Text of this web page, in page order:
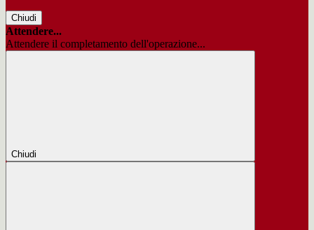
Chiudi
Attendere...
Attendere il completamento dell'operazione...
Chiudi